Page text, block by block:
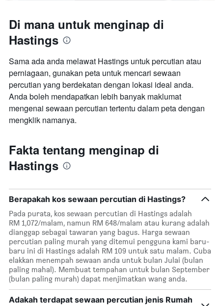
harga
bilik
Di mana untuk menginap di
Hastings
Sama ada anda melawat Hastings untuk percutian atau
perniagaan, gunakan peta untuk mencari sewaan
percutian yang berdekatan dengan lokasi ideal anda.
Anda boleh mendapatkan lebih banyak maklumat
mengenai sewaan percutian tertentu dalam peta dengan
mengklik namanya.
Fakta tentang menginap di
Hastings
Berapakah kos sewaan percutian di Hastings?
Pada purata, kos sewaan percutian di Hastings adalah
RM 1,072/malam, namun RM 648/malam atau kurang adalah
dianggap sebagai tawaran yang bagus. Harga sewaan
percutian paling murah yang ditemui pengguna kami baru-
baru ini di Hastings adalah RM 109 untuk satu malam. Cuba
elakkan menempah sewaan anda untuk bulan Julai (bulan
paling mahal). Membuat tempahan untuk bulan September
(bulan paling murah) dapat menjimatkan wang anda.
Adakah terdapat sewaan percutian jenis Rumah